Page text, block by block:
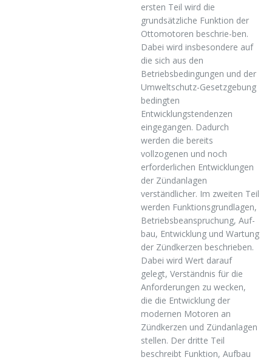
ersten Teil wird die
grundsätzliche Funktion der
Ottomotoren beschrie-ben.
Dabei wird insbesondere auf
die sich aus den
Betriebsbedingungen und der
Umweltschutz-Gesetzgebung
bedingten
Entwicklungstendenzen
eingegangen. Dadurch
werden die bereits
vollzogenen und noch
erforderlichen Entwicklungen
der Zündanlagen
verständlicher. Im zweiten Teil
werden Funktionsgrundlagen,
Betriebsbeanspruchung, Auf-
bau, Entwicklung und Wartung
der Zündkerzen beschrieben.
Dabei wird Wert darauf
gelegt, Verständnis für die
Anforderungen zu wecken,
die die Entwicklung der
modernen Motoren an
Zündkerzen und Zündanlagen
stellen. Der dritte Teil
beschreibt Funktion, Aufbau